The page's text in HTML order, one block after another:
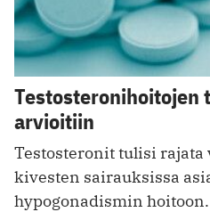
Testosteronihoitojen
arvioitiin
Testosteronit tulisi
kivesten sairauksissa
hypogonadismin hoitoon.